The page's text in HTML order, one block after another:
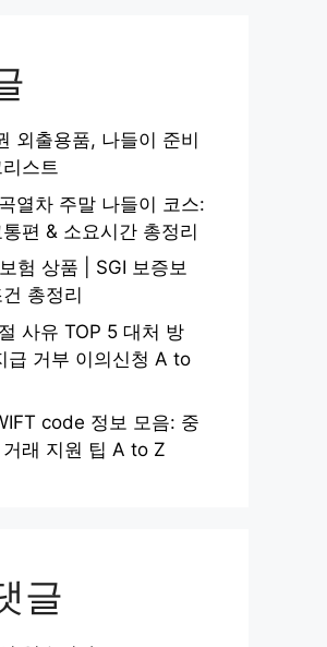
외출용품, 나들이 준비
스트
열차 주말 나들이 코스:
편 & 소요시간 총정리
험 상품 | SGI 보증보
총정리
사유 TOP 5 대처 방
급 거부 이의신청 A to
code 정보 모음: 중
래 지원 팁 A to Z
글